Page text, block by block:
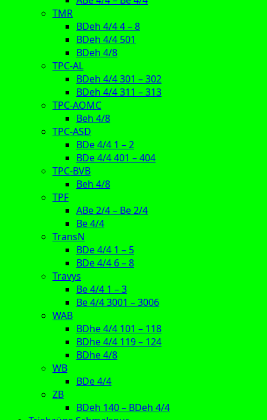
TMR
BDeh 4/4 4 – 8
BDeh 4/4 501
BDeh 4/8
TPC-AL
BDeh 4/4 301 – 302
BDeh 4/4 311 – 313
TPC-AOMC
Beh 4/8
TPC-ASD
BDe 4/4 1 – 2
BDe 4/4 401 – 404
TPC-BVB
Beh 4/8
TPF
ABe 2/4 – Be 2/4
Be 4/4
TransN
BDe 4/4 1 – 5
BDe 4/4 6 – 8
Travys
Be 4/4 1 – 3
Be 4/4 3001 – 3006
WAB
BDhe 4/4 101 – 118
BDhe 4/4 119 – 124
BDhe 4/8
WB
BDe 4/4
ZB
BDeh 140 – BDeh 4/4